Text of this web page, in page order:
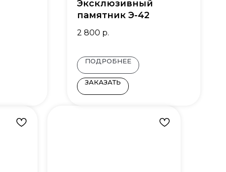
Эксклюзивный
памятник Э-42
2 800 р.
ПОДРОБНЕЕ
ЗАКАЗАТЬ